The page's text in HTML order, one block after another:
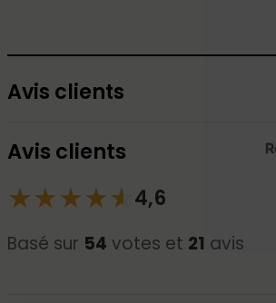
Avis clients
Avis clients
★★★★☆
★ 4,6
Basé sur 54 votes et 21 avis